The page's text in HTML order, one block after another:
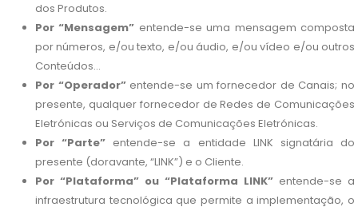
dos Produtos.
Por “Mensagem” entende-se uma mensagem composta
por números, e/ou texto, e/ou áudio, e/ou vídeo e/ou outros
Conteúdos...
Por “Operador”entende-se um fornecedor de Canais; no
presente, qualquer fornecedor de Redes de Comunicações
Eletrónicas ou Serviços de Comunicações Eletrónicas.
Por “Parte” entende-se a entidade LINK signatária do
presente (doravante, “LINK”) e o Cliente.
Por “Plataforma” ou “Plataforma LINK” entende-se a
infraestrutura tecnológica que permite a implementação, o